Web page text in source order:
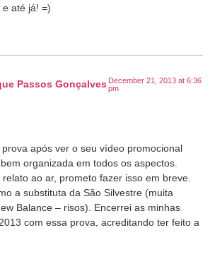
até já! =)
Passos Gonçalves December 21, 2013 at 6:36
pm
após ver o seu vídeo promocional
organizada em todos os aspectos.
ao ar, prometo fazer isso em breve.
a substituta da São Silvestre (muita
Balance – risos). Encerrei as minhas
com essa prova, acreditando ter feito a